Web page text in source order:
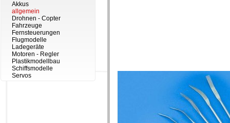
Akkus
allgemein
Drohnen - Copter
Fahrzeuge
Fernsteuerungen
Flugmodelle
Ladegeräte
Motoren - Regler
Plastikmodellbau
Schiffsmodelle
Servos